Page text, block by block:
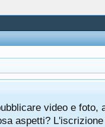
video e foto,
aspetti?